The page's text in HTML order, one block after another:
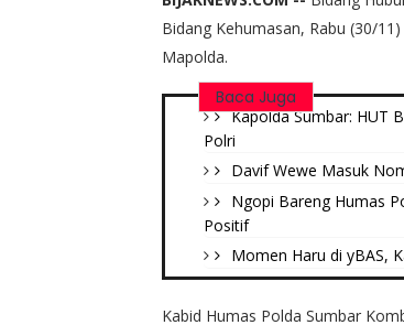
Bidang Kehumasan, Rabu (30/
Mapolda.
Baca Juga
Kapolda Sumbar: HUT
Polri
Davif Wewe Masuk
Ngopi Bareng Humas
Positif
Momen Haru di yBAS,
Kabid Humas Polda Sumbar